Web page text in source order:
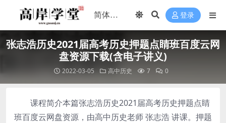
登录
张志浩历史2021届高考历史押题点睛班百度云网
盘资源下载(含电子讲义)
2022-03-05 高中历史 7 0
课程简介本篇张志浩历史2021届高考历史押题点睛
班百度云网盘资源，由高中历史老师 张志浩 讲课。押题